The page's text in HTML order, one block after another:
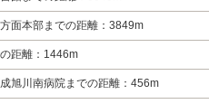
面本部までの距離：3849m
距離：1446m
旭川南病院までの距離：456m